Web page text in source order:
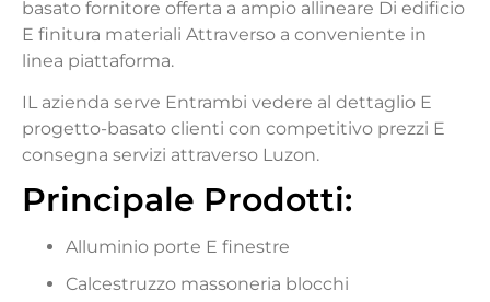
basato fornitore offerta a ampio allineare Di edificio
E finitura materiali Attraverso a conveniente in
linea piattaforma.
IL azienda serve Entrambi vedere al dettaglio E
progetto-basato clienti con competitivo prezzi E
consegna servizi attraverso Luzon.
Principale Prodotti:
Alluminio porte E finestre
Calcestruzzo massoneria blocchi